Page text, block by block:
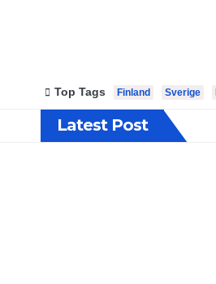
Top Tags Finland Sverige
Latest Post